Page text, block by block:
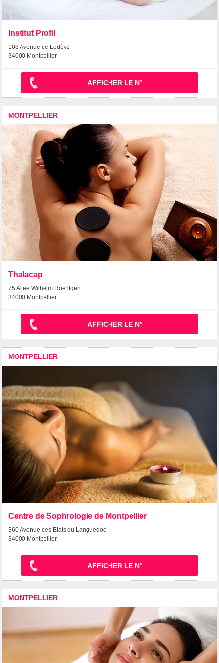
Institut Profil
108 Avenue de Lodève
34000 Montpellier
AFFICHER LE N°
MONTPELLIER
Thalacap
75 Allee Wilhelm Roentgen
34000 Montpellier
AFFICHER LE N°
MONTPELLIER
Centre de Sophrologie de Montpellier
360 Avenue des Etats du Languedoc
34000 Montpellier
AFFICHER LE N°
MONTPELLIER